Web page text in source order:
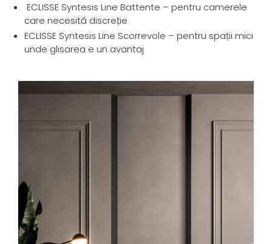
ECLISSE Syntesis Line Battente – pentru camerele
care necesită discreție
ECLISSE Syntesis Line Scorrevole – pentru spații mici
unde glisarea e un avantaj